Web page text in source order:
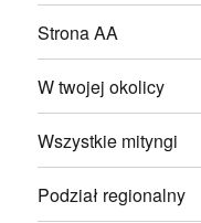
Użyj tego
zmianach w
Strona AA
W twojej okolicy
Wszystkie mityngi
Podział regionalny